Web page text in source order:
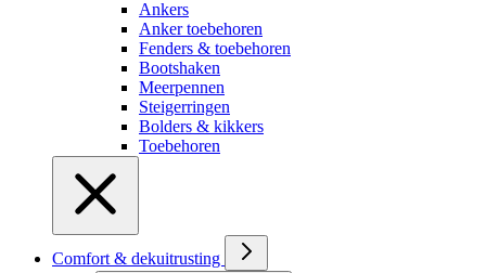
Ankers
Anker toebehoren
Fenders & toebehoren
Bootshaken
Meerpennen
Steigerringen
Bolders & kikkers
Toebehoren
Comfort & dekuitrusting